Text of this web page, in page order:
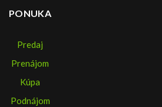
PONUKA
Predaj
Prenájom
Kúpa
Podnájom